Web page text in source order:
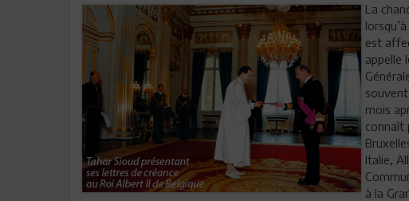
La
est
appelle
mois
connaît
Italie,
à la